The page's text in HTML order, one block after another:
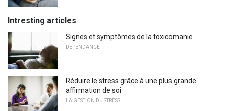
Intresting articles
Signes et symptômes de la toxicomanie
DÉPENDANCE
Réduire le stress grâce à une plus grande
affirmation de soi
LA GESTION DU STRESS